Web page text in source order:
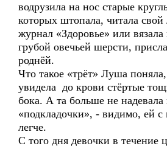
водрузила на нос старые
которых штопала, читала
журнал «Здоровье» или вязала
грубой овечьей шерсти,
роднёй.
Что такое «трёт» Луша
увидела до крови стёртые
бока. А та больше не надевала
«подкладочки», - видимо, ей
легче.
С того дня девочки в течение